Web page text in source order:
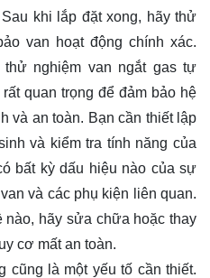
khi lắp đặt xong, hãy thử
van hoạt động chính xác.
nghiệm van ngắt gas tự
quan trọng để đảm bảo hệ
và an toàn. Bạn cần thiết lập
và kiểm tra tính năng của
bất kỳ dấu hiệu nào của sự
và các phụ kiện liên quan.
nào, hãy sửa chữa hoặc thay
cơ mất an toàn.
là một yếu tố cần thiết.